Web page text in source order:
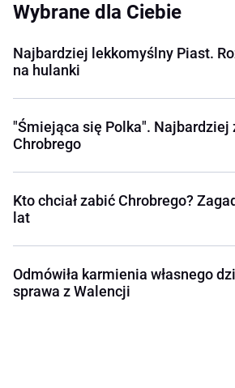
Wybrane dla Ciebie
Najbardziej lekkomyślny Piast.
na hulanki
"Śmiejąca się Polka". Najbardziej
Chrobrego
Kto chciał zabić Chrobrego?
lat
Odmówiła karmienia własnego
sprawa z Walencji